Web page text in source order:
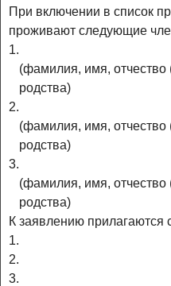
При включении в список
проживают следующие
1.
(фамилия, имя, отчество
родства)
2.
(фамилия, имя, отчество
родства)
3.
(фамилия, имя, отчество
родства)
К заявлению
1.
2.
3.